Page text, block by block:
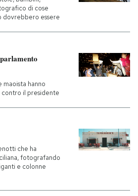
di cose
dovrebbero essere
maoista hanno
il presidente
che ha
fotografando
e colonne